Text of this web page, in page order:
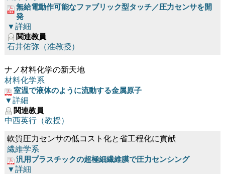
無給電動作可能なファブリック型タッチ／圧力センサを開
発
▼詳細
関連教員
石井佑弥（准教授）
ナノ材料化学の新天地
材料化学系
室温で液体のように流動する金属原子
▼詳細
関連教員
中西英行（教授）
軟質圧力センサの低コスト化と省工程化に貢献
繊維学系
汎用プラスチックの超極細繊維膜で圧力センシング
▼詳細